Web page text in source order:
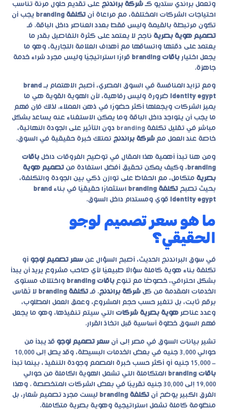
وتعمل براندي ستديو كـ شركة براندنج على تقديم حلول مرنة تناسب
احتياجات الشركات المختلفة، مع مراعاة أن تكلفة branding
يجب أن
تكون مرتبطة بالقيمة وليس فقط بعدد العناصر داخل الباقة. فـ
تصميم هوية بصرية ناجح لا يعتمد على كثرة التفاصيل بقدر ما
يعتمد على دقتها واتساقها مع أهداف العلامة التجارية، وهو ما
يجعل اختيار باقات branding
قرارًا استراتيجيًا وليس مجرد شراء خدمة
جاهزة.
ومع تزايد المنافسة في السوق المصري، أصبح الاهتمام بـ brand
identity egypt ضرورة وليس رفاهية، لأن الهوية القوية هي ما
يميز الشركات ويجعلها أكثر حضورًا في ذهن العملاء. لذلك فإن فهم
ما يجب أن يتواجد داخل الباقة وما يمكن الاستغناء عنه يساعد بشكل
مباشر في تقليل تكلفة branding
دون التأثير على الجودة النهائية،
خاصة عند العمل مع شركة براندنج تمتلك خبرة حقيقية في السوق.
ومن هنا تبدأ أهمية هذا المقال في توضيح الفروقات داخل باقات
branding ، وكيف يمكن تحقيق أفضل استفادة من تصميم هوية
بصرية متكامل، مع الحفاظ على توازن ذكي بين الجودة والتكلفة،
بحيث تصبح تكلفة branding استثمارًا حقيقيًا في بناء brand
identity egypt قوي ومستدام داخل السوق.
ما هو سعر تصميم لوجو
الحقيقي؟
في سوق البراندنج الحديث، أصبح السؤال عن سعر تصميم لوجو أو
تكلفة بناء هوية كاملة سؤالًا طبيعيًا لأي صاحب مشروع يريد أن يبدأ
بشكل احترافي، خصوصًا مع تنوع باقات branding
واختلاف مستوى
الخدمات المقدمة من كل شركة براندنج. فـ تكلفة branding
لا تُقاس
برقم ثابت، بل تتغير حسب حجم المشروع، وعمق العمل المطلوب،
وعدد عناصر هوية بصرية شركات التي سيتم تنفيذها، وهو ما يجعل
فهم السوق خطوة أساسية قبل اتخاذ القرار.
تشير بيانات السوق في مصر إلى أن سعر تصميم لوجو قد يبدأ من
حوالي 3,000 جنيه في بعض الخدمات البسيطة، وقد يصل إلى 10,000
– 15,000 جنيه أو أكثر حسب خبرة المصمم وجودة التنفيذ ، بينما تبدأ
باقات branding
المتكاملة التي تشمل الهوية الكاملة من حوالي
19,000 إلى 30,000 جنيه تقريبًا في بعض الشركات المتخصصة . وهذا
الفرق الكبير يوضح أن تكلفة branding
ليست مجرد تصميم شعار، بل
منظومة كاملة تشمل استراتيجية وهوية بصرية متكاملة.